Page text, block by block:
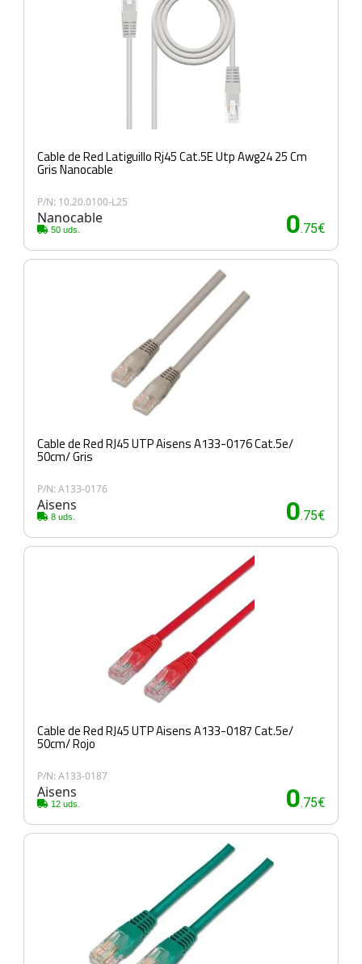
Cable de Red Latiguillo Rj45 Cat.5E Utp Awg24 25 Cm
Gris Nanocable
P/N: 10.20.0100-L25
Nanocable
50 uds. 0.75€
Cable de Red RJ45 UTP Aisens A133-0176 Cat.5e/
50cm/ Gris
P/N: A133-0176
Aisens
8 uds. 0.75€
Cable de Red RJ45 UTP Aisens A133-0187 Cat.5e/
50cm/ Rojo
P/N: A133-0187
Aisens
12 uds. 0.75€